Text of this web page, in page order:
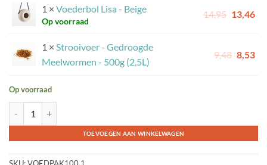
1 × Voederbol Lisa - Beige
Op voorraad
14,95
14,95.
13,46
1 × Strooivoer - Gedroogde
Meelwormen - 500g (2,5L)
9,48 8,53
Op voorraad
TOEVOEGEN AAN WINKELWAGEN
SKU:VOEDPAK100.1